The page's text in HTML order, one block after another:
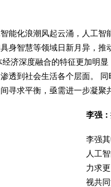
能化浪潮风起云涌，人工
身智慧等领域日新月异，
经济深度融合的特征更加明
透到社会生活各个层面。
寻求平衡，亟需进一步凝聚
李强
李强
人工
力求
视共